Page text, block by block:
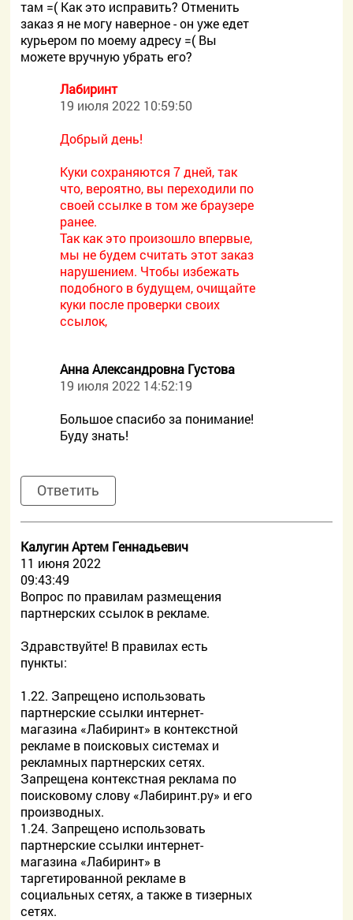
там =( Как это исправить? Отменить
заказ я не могу наверное - он уже едет
курьером по моему адресу =( Вы
можете вручную убрать его?
Лабиринт
19 июля 2022 10:59:50
Добрый день!
Куки сохраняются 7 дней, так
что, вероятно, вы переходили по
своей ссылке в том же браузере
ранее.
Так как это произошло впервые,
мы не будем считать этот заказ
нарушением. Чтобы избежать
подобного в будущем, очищайте
куки после проверки своих
ссылок,
Анна Александровна Густова
19 июля 2022 14:52:19
Большое спасибо за понимание!
Буду знать!
Ответить
Калугин Артем Геннадьевич
11 июня 2022
09:43:49
Вопрос по правилам размещения
партнерских ссылок в рекламе.
Здравствуйте! В правилах есть
пункты:
1.22. Запрещено использовать
партнерские ссылки интернет-
магазина «Лабиринт» в контекстной
рекламе в поисковых системах и
рекламных партнерских сетях.
Запрещена контекстная реклама по
поисковому слову «Лабиринт.ру» и его
производных.
1.24. Запрещено использовать
партнерские ссылки интернет-
магазина «Лабиринт» в
таргетированной рекламе в
социальных сетях, а также в тизерных
сетях.